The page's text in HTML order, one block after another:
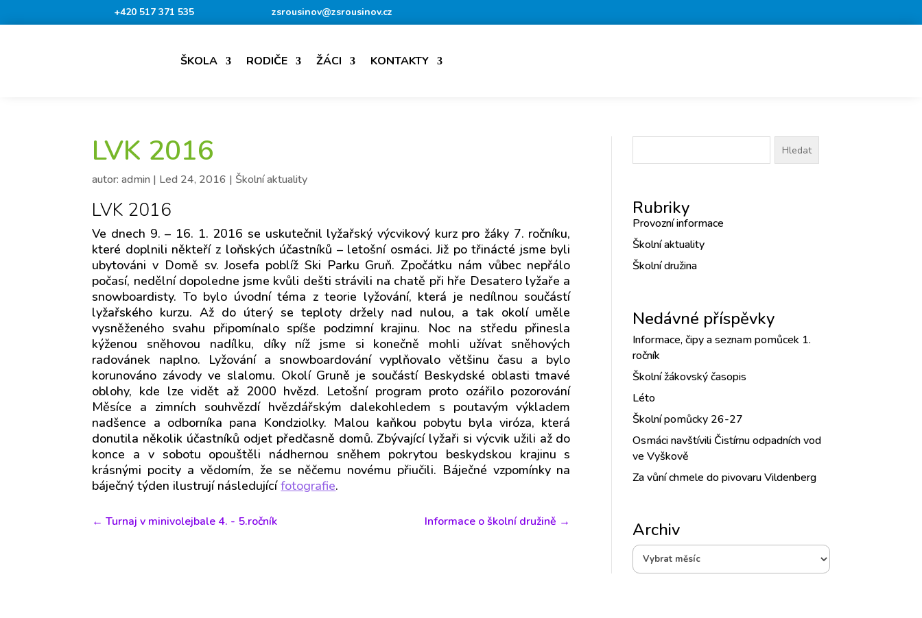
+420 517 371 535 zsrousinov@zsrousinov.cz
ŠKOLA RODIČE ŽÁCI KONTAKTY
LVK 2016
autor:admin | Led 24, 2016 | Školní aktuality
LVK 2016
Ve dnech 9. – 16. 1. 2016 se uskutečnil lyžařský výcvikový kurz pro žáky 7. ročníku,
které doplnili někteří z loňských účastníků – letošní osmáci. Již po třinácté jsme byli
ubytováni v Domě sv. Josefa poblíž Ski Parku Gruň. Zpočátku nám vůbec nepřálo
počasí, nedělní dopoledne jsme kvůli dešti strávili na chatě při hře Desatero lyžaře a
snowboardisty. To bylo úvodní téma z teorie lyžování, která je nedílnou součástí
lyžařského kurzu. Až do úterý se teploty držely nad nulou, a tak okolí uměle
vysněženého svahu připomínalo spíše podzimní krajinu. Noc na středu přinesla
kýženou sněhovou nadílku, díky níž jsme si konečně mohli užívat sněhových
radovánek naplno. Lyžování a snowboardování vyplňovalo většinu času a bylo
korunováno závody ve slalomu. Okolí Gruně je součástí Beskydské oblasti tmavé
oblohy, kde lze vidět až 2000 hvězd. Letošní program proto ozářilo pozorování
Měsíce a zimních souhvězdí hvězdářským dalekohledem s poutavým výkladem
nadšence a odborníka pana Kondziolky. Malou kaňkou pobytu byla viróza, která
donutila několik účastníků odjet předčasně domů. Zbývající lyžaři si výcvik užili až do
konce a v sobotu opouštěli nádhernou sněhem pokrytou beskydskou krajinu s
krásnými pocity a vědomím, že se něčemu novému přiučili. Báječné vzpomínky na
báječný týden ilustrují následujícífotografie.
←Turnaj v minivolejbale 4. - 5.ročník Informace o školní družině →
Vyhledávání
Rubriky
Provozní informace
Školní aktuality
Školní družina
Nedávné příspěvky
Informace, čipy a seznam pomůcek 1.
ročník
Školní žákovský časopis
Léto
Školní pomůcky 26-27
Osmáci navštívili Čistírnu odpadních vod
ve Vyškově
Za vůní chmele do pivovaru Vildenberg
ArchivArchiv